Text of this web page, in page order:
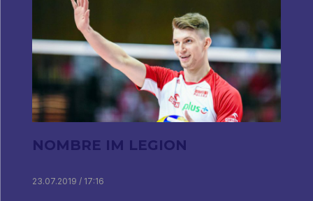
NOMBRE IM LEGION
23.07.2019 / 17:16